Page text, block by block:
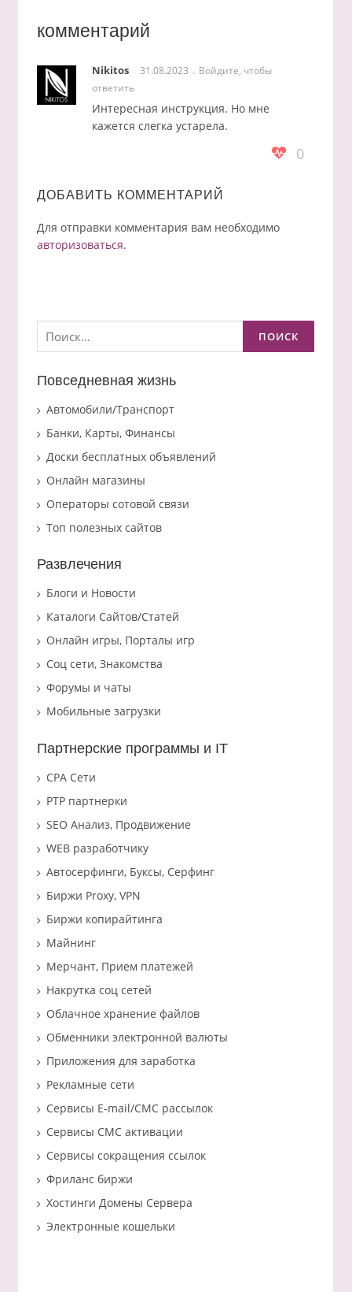
комментарий
Nikitos 31.08.2023
Войдите, чтобы
ответить
Интересная инструкция. Но мне
кажется слегка устарела.
0
ДОБАВИТЬ КОММЕНТАРИЙ
Для отправки комментария вам необходимо
авторизоваться.
Найти:
Повседневная жизнь
Автомобили/Транспорт
Банки, Карты, Финансы
Доски бесплатных объявлений
Онлайн магазины
Операторы сотовой связи
Топ полезных сайтов
Развлечения
Блоги и Новости
Каталоги Сайтов/Статей
Онлайн игры, Порталы игр
Соц сети, Знакомства
Форумы и чаты
Мобильные загрузки
Партнерские программы и IT
CPA Сети
PTP партнерки
SEO Анализ, Продвижение
WEB разработчику
Автосерфинги, Буксы, Серфинг
Биржи Proxy, VPN
Биржи копирайтинга
Майнинг
Мерчант, Прием платежей
Накрутка соц сетей
Облачное хранение файлов
Обменники электронной валюты
Приложения для заработка
Рекламные сети
Сервисы E-mail/СМС рассылок
Сервисы СМС активации
Сервисы сокращения ссылок
Фриланс биржи
Хостинги Домены Сервера
Электронные кошельки